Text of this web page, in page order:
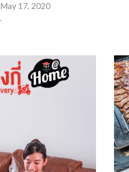
May 17, 2020